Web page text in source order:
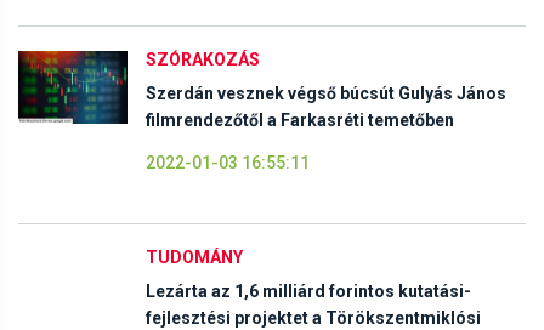
SZÓRAKOZÁS
Szerdán vesznek végső búcsút Gulyás János
filmrendezőtől a Farkasréti temetőben
2022-01-03 16:55:11
TUDOMÁNY
Lezárta az 1,6 milliárd forintos kutatási-
fejlesztési projektet a Törökszentmiklósi